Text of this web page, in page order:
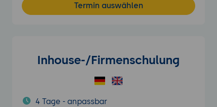
Termin auswählen
Inhouse-/Firmenschulung
4 Tage - anpassbar